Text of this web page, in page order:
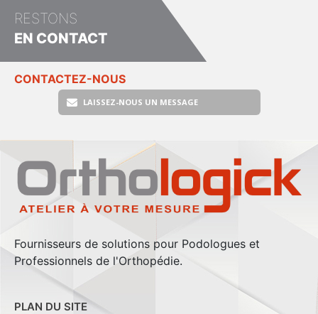
RESTONS
EN CONTACT
CONTACTEZ-NOUS
LAISSEZ-NOUS UN MESSAGE
Fournisseurs de solutions pour Podologues et
Professionnels de l'Orthopédie.
PLAN DU SITE